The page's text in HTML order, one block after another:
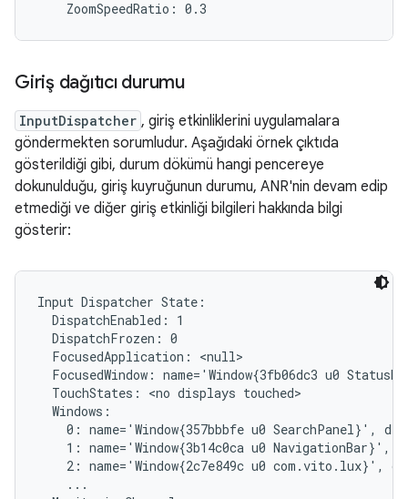
Giriş dağıtıcı durumu
InputDispatcher , giriş etkinliklerini uygulamalara
göndermekten sorumludur. Aşağıdaki örnek çıktıda
gösterildiği gibi, durum dökümü hangi pencereye
dokunulduğu, giriş kuyruğunun durumu, ANR'nin devam edip
etmediği ve diğer giriş etkinliği bilgileri hakkında bilgi
gösterir:
Input Dispatcher State:
  DispatchEnabled: 1
  DispatchFrozen: 0
  FocusedApplication: <null>
FocusedWindow: name='Window{3fb06dc3 u0
  TouchStates: <no displays touched>
  Windows:
0: name='Window{357bbbfe u0 SearchPanel}',
1: name='Window{3b14c0ca u0 NavigationBar}',
2: name='Window{2c7e849c u0 com.vito.lux}',
    ...